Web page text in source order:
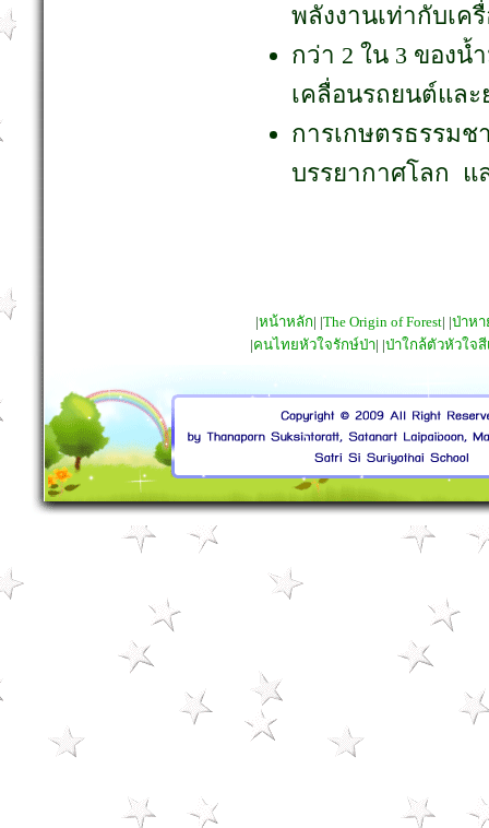
พลังงานเท่ากับเค
กว่า 2 ใน 3 ของ
เคลื่อนรถยนต์แล
การเกษตรธรรม
บรรยากาศโลก แ
|หน้าหลัก| |The Origin of Forest| |ป่าห
|คนไทยหัวใจรักษ์ป่า| |ป่าใกล้ตัวหัวใจสี